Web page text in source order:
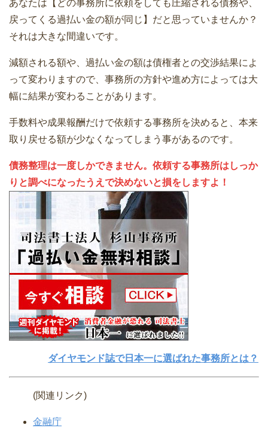
あなたは【どの事務所に依頼をしても圧縮される債務や、
戻ってくる過払い金の額が同じ】だと思っていませんか？
それは大きな間違いです。
減額される額や、過払い金の額は債権者との交渉結果によ
って変わりますので、事務所の方針や進め方によっては大
幅に結果が変わることがあります。
手数料や成果報酬だけで依頼する事務所を決めると、本来
取り戻せる額が少なくなってしまう事があるのです。
債務整理は一度しかできません。依頼する事務所はしっか
りと調べになったうえで決めないと損をしますよ！
ダイヤモンド誌で日本一に選ばれた事務所とは？
(関連リンク)
金融庁